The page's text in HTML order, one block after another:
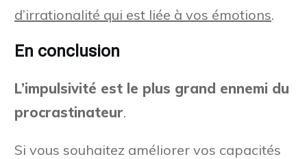
d’irrationalité qui est liée à vos émotions.
En conclusion
L’impulsivité est le plus grand ennemi du
procrastinateur.
Si vous souhaitez améliorer vos capacités